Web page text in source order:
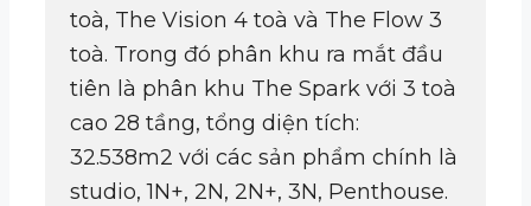
toà, The Vision 4 toà và The Flow 3
toà. Trong đó phân khu ra mắt đầu
tiên là phân khu The Spark với 3 toà
cao 28 tầng, tổng diện tích:
32.538m2 với các sản phẩm chính là
studio, 1N+, 2N, 2N+, 3N, Penthouse.